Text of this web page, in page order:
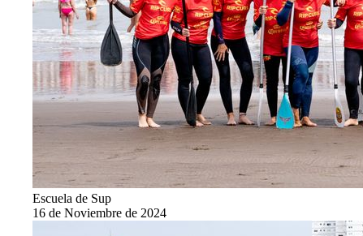
Escuela de Sup
16 de Noviembre de 2024